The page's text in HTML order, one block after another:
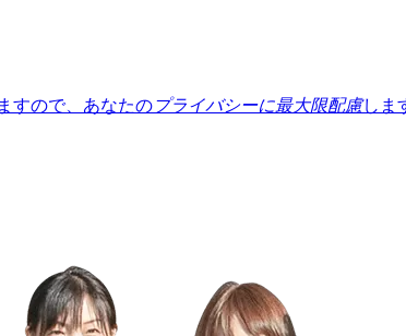
すので、あなたのプライバシーに最大限配慮しま